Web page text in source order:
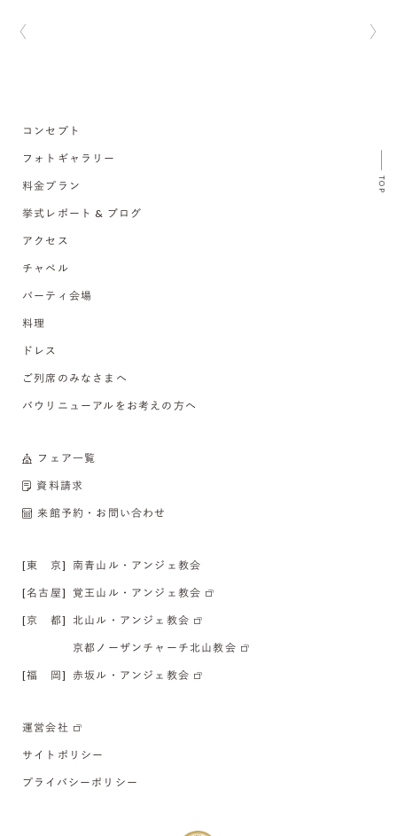
TOP
コンセプト
フォトギャラリー
料金プラン
挙式レポート & ブログ
アクセス
チャペル
パーティ会場
料理
ドレス
ご列席のみなさまへ
バウリニューアルをお考えの方へ
フェア一覧
資料請求
来館予約・お問い合わせ
[東 京] 南青山ル・アンジェ教会
[名古屋] 覚王山ル・アンジェ教会
[京 都] 北山ル・アンジェ教会
京都ノーザンチャーチ北山教会
[福 岡] 赤坂ル・アンジェ教会
運営会社
サイトポリシー
プライバシーポリシー